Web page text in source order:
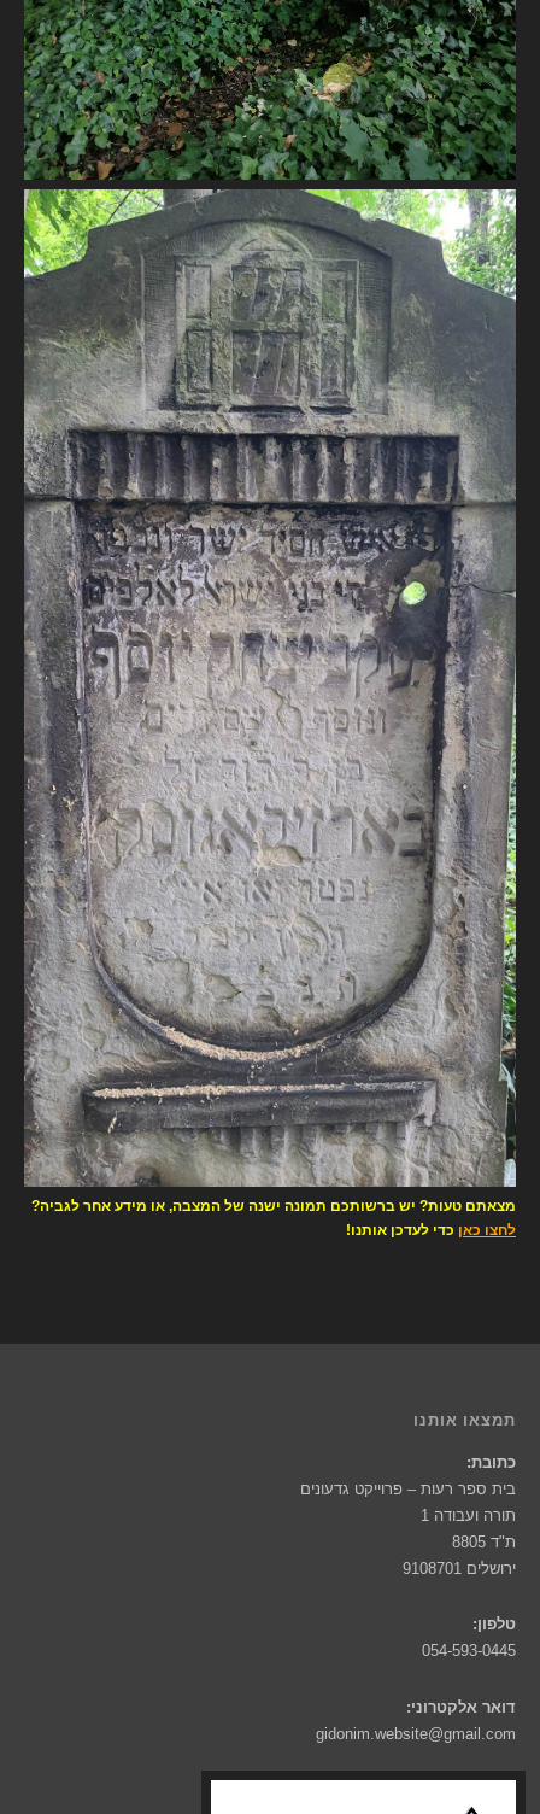
מצאתם טעות? יש ברשותכם תמונה ישנה של המצבה, או מידע אחר לגביה?
לחצו כאן כדי לעדכן אותנו!
תמצאו אותנו
כתובת:
בית ספר רעות – פרוייקט גדעונים
תורה ועבודה 1
ת"ד 8805
ירושלים 9108701
טלפון:
054-593-0445
דואר אלקטרוני:
gidonim.website@gmail.com